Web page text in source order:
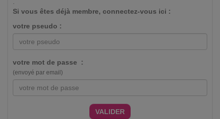
.
Si vous êtes déjà membre, connectez-vous ici :
votre pseudo :
votre mot de passe :
(envoyé par email)
VALIDER